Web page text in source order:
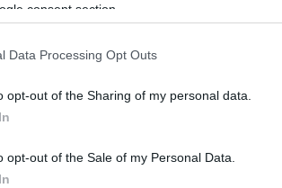
consent section.
Data Processing Opt Outs
opt-out of the Sharing of my personal data.
opt-out of the Sale of my Personal Data.
mondta Szabó Péter. Paks
majd, hanem
terem falai és ablakai hangszigeteltek
megfelel a XXI. századi
filmeket helyi moziban
azt mondta, hogy a
építik be. Ráadás, hogy a